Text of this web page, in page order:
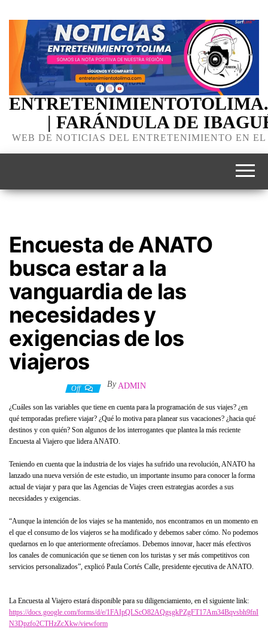
| FARÁNDULA DE
WEB DE NOTICIAS DEL ENTRETENIMIENTO EN
Encuesta de ANATO
busca estar a la
vanguardia de las
necesidades y
exigencias de los
viajeros
Off By ADMIN
¿Cuáles son las variables que tiene en cuenta para la programación de sus viajes? ¿en
qué temporadas prefiere viajar? ¿Qué lo motiva para planear sus vacaciones? ¿hacia qué
destinos y con quién? Son algunos de los interrogantes que plantea la más reciente
Encuesta al Viajero que lidera ANATO.
Teniendo en cuenta que la industria de los viajes ha sufrido una revolución, ANATO ha
lanzado una nueva versión de este estudio, un importante insumo para conocer la forma
actual de viajar y para que las Agencias de Viajes creen estrategias acordes a sus
necesidades y exigencias.
“Aunque la intención de los viajes se ha mantenido, nos encontramos en un momento en
el que el consumo de los viajeros se ha modificado y debemos saber cómo. No podemos
quedarnos en lo que anteriormente ofrecíamos. Debemos innovar, hacer más efectivos
los canales de comunicación que se tienen con los turistas y ser más competitivos con
servicios personalizados”, explicó Paula Cortés Calle, presidente ejecutiva de ANATO.
La Encuesta al Viajero estará disponible para su diligenciamiento, en el siguiente link:
https://docs.google.com/forms/d/e/1FAIpQLScO82AQgsgkPZgFT17Am34Bqvsbh9fnI
N3Dpzfo2CTHzZcXkw/viewform